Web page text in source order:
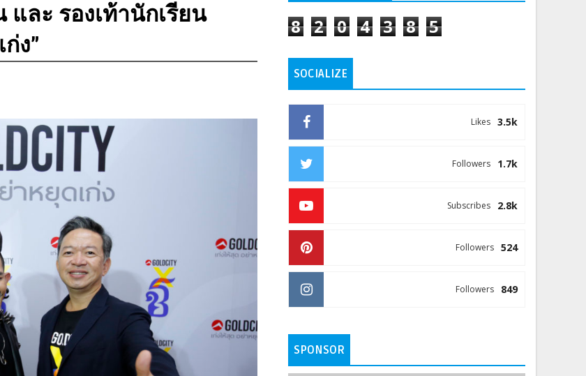
ละ รองเท้านักเรียน
ง”
8 2 0 4 3 8 5
SOCIALIZE
3.5k
Likes
1.7k
Followers
2.8k
Subscribes
524
Followers
849
Followers
SPONSOR